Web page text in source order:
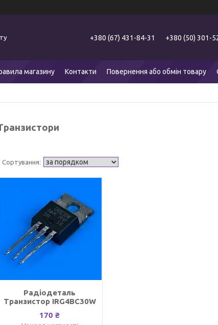
+380 (67) 431-84-31 +380 (50) 301-
магазину Контакти Повернення або обмін товару
Радіодеталь
Транзистор IRG4BC30W
170 ₴